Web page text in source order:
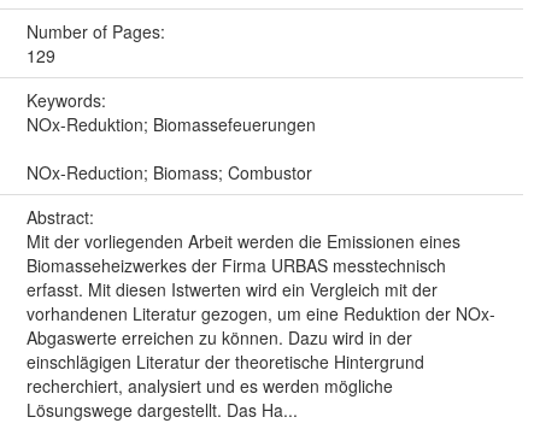
Number of Pages:
129
Keywords:
NOx-Reduktion; Biomassefeuerungen
NOx-Reduction; Biomass; Combustor
Abstract:
Mit der vorliegenden Arbeit werden die Emissionen eines
Biomasseheizwerkes der Firma URBAS messtechnisch
erfasst. Mit diesen Istwerten wird ein Vergleich mit der
vorhandenen Literatur gezogen, um eine Reduktion der NOx-
Abgaswerte erreichen zu können. Dazu wird in der
einschlägigen Literatur der theoretische Hintergrund
recherchiert, analysiert und es werden mögliche
Lösungswege dargestellt. Das Ha...